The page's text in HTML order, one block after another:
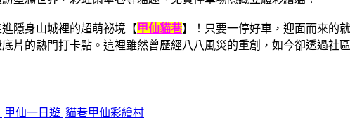
隱身山城裡的超萌祕境【甲仙貓巷】！只要一停好車，迎面而來的
片的熱門打卡點。這裡雖然曾歷經八八風災的重創，如今卻透過社
甲仙一日遊 貓巷甲仙彩繪村